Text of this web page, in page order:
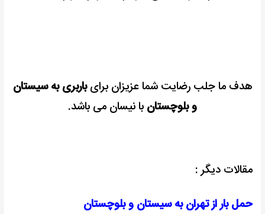
هدف ما جلب رضایت شما عزیزان برایباربری به سیستان
و بلوچستان با نیسان می باشد.
مقالات دیگر :
حمل بار از تهران به سیستان و بلوچستان